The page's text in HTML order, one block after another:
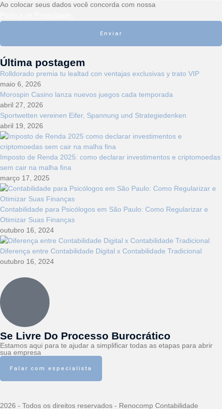
Ao colocar seus dados você concorda com nossa
Enviar
Última postagem
Rolldorado premia tu lealtad con ventajas exclusivas y trato VIP
maio 6, 2026
Morospin Casino lanza nuevos juegos cada temporada
abril 27, 2026
Sportwetten vereinen Eifer, Spannung und Strategiedenken
abril 19, 2026
Imposto de Renda 2025: como declarar investimentos e criptomoedas
sem cair na malha fina
março 17, 2025
Contabilidade para Psicólogos em São Paulo: Como Regularizar e
Otimizar Suas Finanças
outubro 16, 2024
Diferença entre Contabilidade Digital x Contabilidade Tradicional
outubro 16, 2024
Se Livre Do Processo Burocrático
Estamos aqui para te ajudar a simplificar todas as etapas para abrir
sua empresa
Falar com especialista
2026 - Todos os direitos reservados - Renocomp Contabilidade